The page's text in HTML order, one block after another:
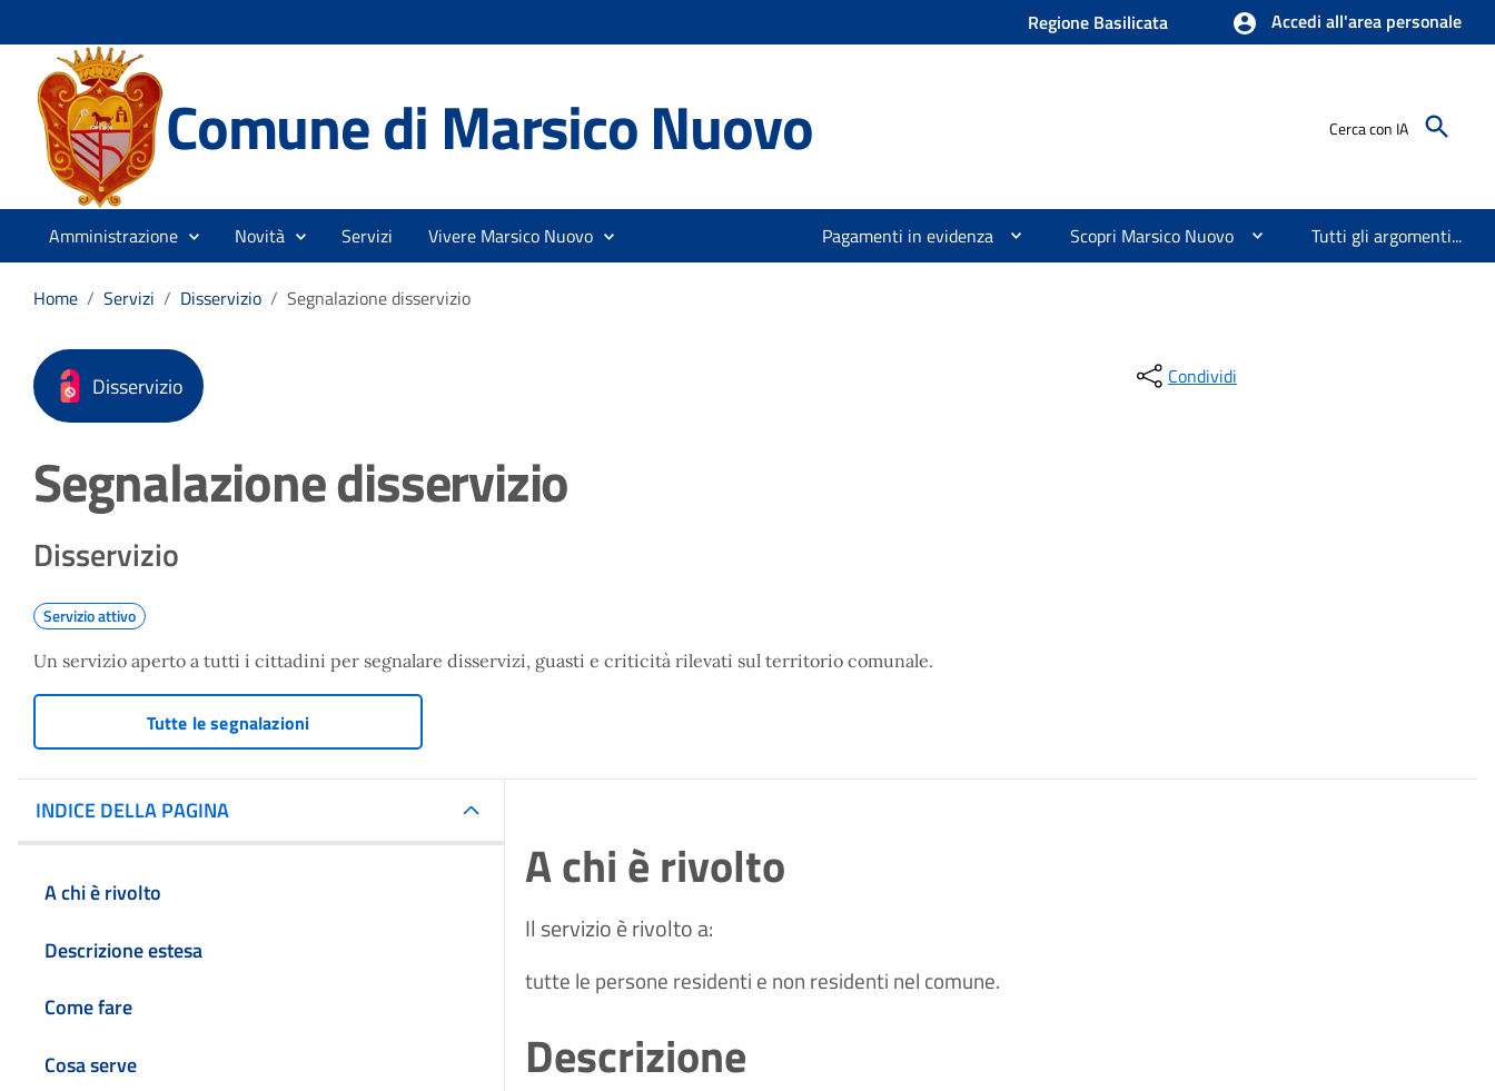
Regione Basilicata Accedi all'area personale
Comune di Marsico Nuovo Cerca con IA
Amministrazione Novità Servizi Vivere Marsico Nuovo Pagamenti in evidenza Scopri Marsico Nuovo Tutti gli argomenti...
Home / Servizi / Disservizio / Segnalazione disservizio
Disservizio Condividi
Segnalazione disservizio
Disservizio
Servizio attivo
Un servizio aperto a tutti i cittadini per segnalare disservizi, guasti e criticità rilevati sul territorio comunale.
Tutte le segnalazioni
INDICE DELLA PAGINA
A chi è rivolto
Descrizione estesa
Come fare
Cosa serve
A chi è rivolto
Il servizio è rivolto a:
tutte le persone residenti e non residenti nel comune.
Descrizione